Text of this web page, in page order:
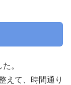
。
えて、時間通り